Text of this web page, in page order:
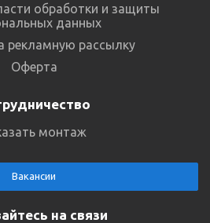
обработки и защиты
данных
рекламную рассылку
Оферта
монтаж
Вакансии
на связи